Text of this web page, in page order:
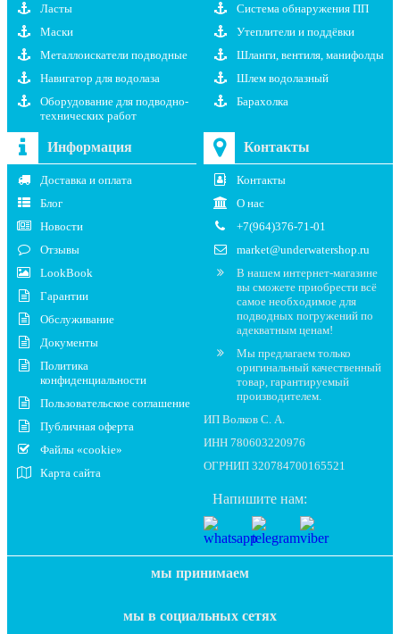
Ласты
Маски
Металлоискатели подводные
Навигатор для водолаза
Оборудование для подводно-
технических работ
Система обнаружения ПП
Утеплители и поддёвки
Шланги, вентиля, манифолды
Шлем водолазный
Барахолка
Информация
Доставка и оплата
Блог
Новости
Отзывы
LookBook
Гарантии
Обслуживание
Документы
Политика
конфиденциальности
Пользовательское соглашение
Публичная оферта
Файлы «cookie»
Карта сайта
Контакты
Контакты
О нас
+7(964)376-71-01
market@underwatershop.ru
В нашем интернет-магазине
вы сможете приобрести всё
самое необходимое для
подводных погружений по
адекватным ценам!
Мы предлагаем только
оригинальный качественный
товар, гарантируемый
производителем.
ИП Волков С. А.
ИНН 780603220976
ОГРНИП 320784700165521
Напишите нам:
мы принимаем
мы в социальных сетях